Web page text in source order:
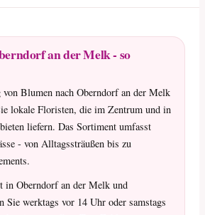
an der Melk - so
Blumen nach Oberndorf an der Melk
lokale Floristen, die im Zentrum und in
liefern. Das Sortiment umfasst
- von Alltagssträußen bis zu
in Oberndorf an der Melk und
Sie werktags vor 14 Uhr oder samstags